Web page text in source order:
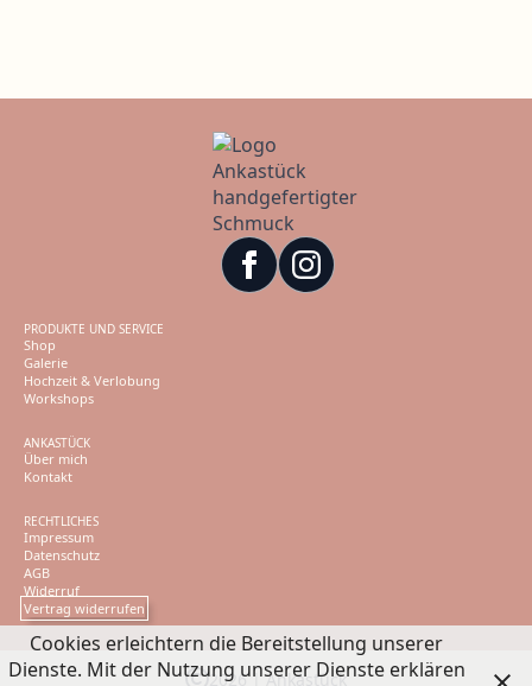
PRODUKTE UND SERVICE
Shop
Galerie
Hochzeit & Verlobung
Workshops
ANKASTÜCK
Über mich
Kontakt
RECHTLICHES
Impressum
Datenschutz
AGB
Widerruf
Vertrag widerrufen
2026 | Ankastück
Cookies erleichtern die Bereitstellung unserer
Dienste. Mit der Nutzung unserer Dienste erklären